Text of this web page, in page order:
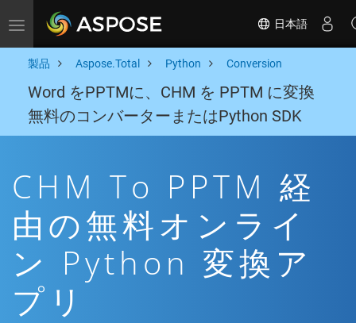
Toggle navigation 日本語
製品 Aspose.Total Python Conversion
Word をPPTMに、CHM を PPTM に変換
無料のコンバーターまたはPython SDK
CHM To PPTM 経
由の無料オンライ
ン Python 変換ア
プリ